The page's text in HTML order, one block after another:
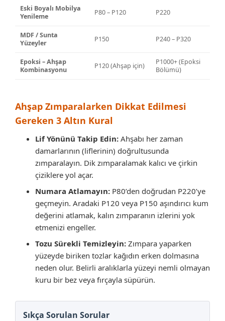
Eski Boyalı Mobilya
Yenileme
P80 – P120 P220
MDF / Sunta
Yüzeyler
P150 P240 – P320
Epoksi – Ahşap
Kombinasyonu
P120 (Ahşap için)
P1000+ (Epoksi
Bölümü)
Ahşap Zımparalarken Dikkat Edilmesi
Gereken 3 Altın Kural
Lif Yönünü Takip Edin:Ahşabı her zaman
damarlarının (liflerinin) doğrultusunda
zımparalayın. Dik zımparalamak kalıcı ve çirkin
çiziklere yol açar.
Numara Atlamayın:P80’den doğrudan P220’ye
geçmeyin. Aradaki P120 veya P150 aşındırıcı kum
değerini atlamak, kalın zımparanın izlerini yok
etmenizi engeller.
Tozu Sürekli Temizleyin:Zımpara yaparken
yüzeyde biriken tozlar kağıdın erken dolmasına
neden olur. Belirli aralıklarla yüzeyi nemli olmayan
kuru bir bez veya fırçayla süpürün.
Sıkça Sorulan Sorular